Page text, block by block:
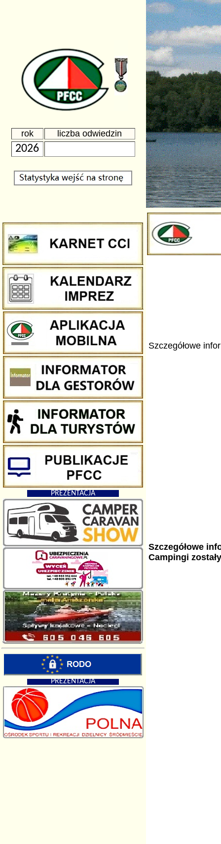
rok liczba odwiedzin
2026
PREZENTACJA
PREZENTACJA
Szczegółowe
Szczegółowe
Campingi